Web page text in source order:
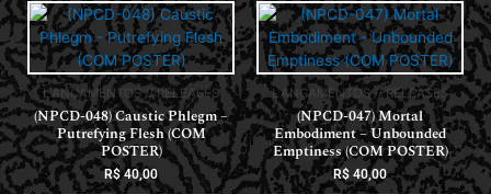
LANÇAMENTOS // RELEASES
(NPCD-048) Caustic Phlegm –
Putrefying Flesh (COM
POSTER)
R$40,00
LANÇAMENTOS // RELEASES
(NPCD-047) Mortal
Embodiment – Unbounded
Emptiness (COM POSTER)
R$ 40,00